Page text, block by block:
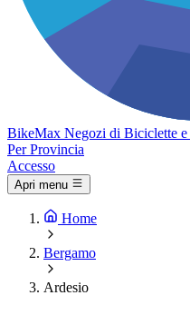
BikeMax Negozi di Biciclette
Per Provincia
Accesso
Apri menu
Home
Bergamo
Ardesio